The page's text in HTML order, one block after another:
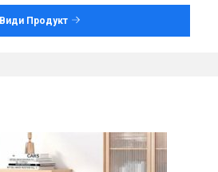
Види Продукт